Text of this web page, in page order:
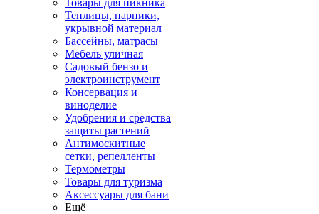
Товары для пикника
Теплицы, парники,
укрывной материал
Бассейны, матрасы
Мебель уличная
Садовый бензо и
электроинструмент
Консервация и
виноделие
Удобрения и средства
защиты растений
Антимоскитные
сетки, репелленты
Термометры
Товары для туризма
Аксессуары для бани
Ещё